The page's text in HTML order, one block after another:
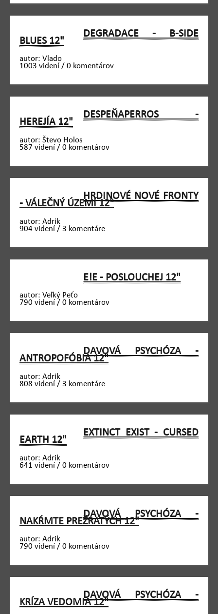
DEGRADACE - B-SIDE
BLUES 12"
autor: Vlado
1003 videní / 0 komentárov
DESPEŇAPERROS -
HEREJÍA 12"
autor: Števo Holos
587 videní / 0 komentárov
HRDINOVÉ NOVÉ FRONTY
- VÁLEČNÝ ÚZEMÍ 12"
autor: Adrik
904 videní / 3 komentáre
E!E - POSLOUCHEJ 12"
autor: Veľký Peťo
790 videní / 0 komentárov
DAVOVÁ PSYCHÓZA -
ANTROPOFÓBIA 12"
autor: Adrik
808 videní / 3 komentáre
EXTINCT EXIST - CURSED
EARTH 12"
autor: Adrik
641 videní / 0 komentárov
DAVOVÁ PSYCHÓZA -
NAKŔMTE PREŽRATÝCH 12"
autor: Adrik
790 videní / 0 komentárov
DAVOVÁ PSYCHÓZA -
KRÍZA VEDOMIA 12"